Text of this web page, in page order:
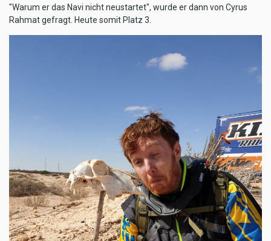
"Warum er das Navi nicht neustartet", wurde er dann von Cyrus
Rahmat gefragt. Heute somit Platz 3.